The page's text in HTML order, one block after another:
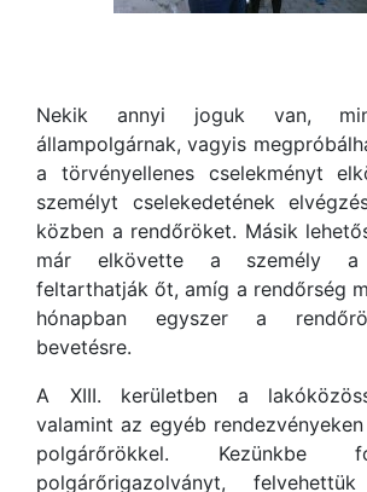
Nekik annyi joguk van,
állampolgárnak, vagyis
a törvényellenes cselekményt
személyt cselekedetének
közben a rendőröket. Másik
már elkövette a személy a
feltarthatják őt, amíg a rendőrség
hónapban egyszer a
bevetésre.
A XIII. kerületben a
valamint az egyéb
polgárőrökkel. Kezünkbe
polgárőrigazolványt,